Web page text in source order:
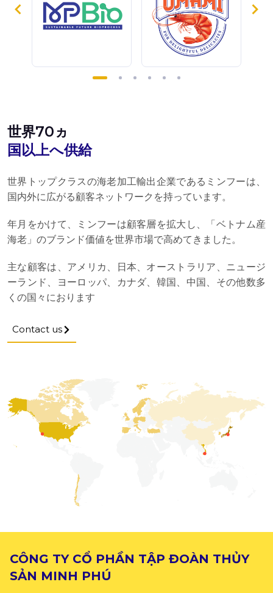
世界70ヵ
国以上へ供給
世界トップクラスの海老加工輸出企業であるミンフーは、
国内外に広がる顧客ネットワークを持っています。
年月をかけて、ミンフーは顧客層を拡大し、「ベトナム産
海老」のブランド価値を世界市場で高めてきました。
主な顧客は、アメリカ、日本、オーストラリア、ニュージ
ーランド、ヨーロッパ、カナダ、韓国、中国、その他数多
くの国々におります
Contact us
CÔNG TY CỔ PHẦN TẬP ĐOÀN THỦY
SẢN MINH PHÚ